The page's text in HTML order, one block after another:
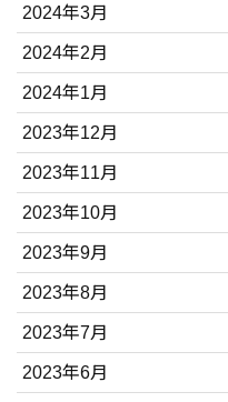
2024年3月
2024年2月
2024年1月
2023年12月
2023年11月
2023年10月
2023年9月
2023年8月
2023年7月
2023年6月